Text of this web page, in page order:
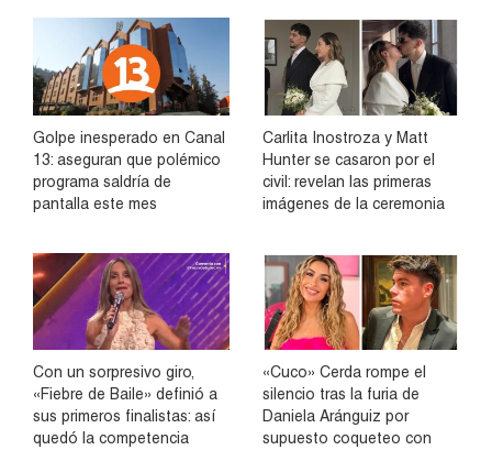
Golpe inesperado en Canal
13: aseguran que polémico
programa saldría de
pantalla este mes
Carlita Inostroza y Matt
Hunter se casaron por el
civil: revelan las primeras
imágenes de la ceremonia
Con un sorpresivo giro,
«Fiebre de Baile» definió a
sus primeros finalistas: así
quedó la competencia
«Cuco» Cerda rompe el
silencio tras la furia de
Daniela Aránguiz por
supuesto coqueteo con